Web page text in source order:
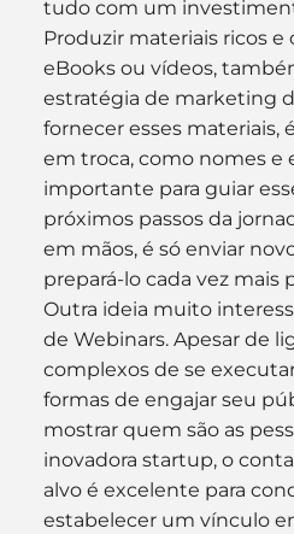
tudo com um
Produzir materiais ricos
eBooks ou vídeos,
estratégia de marketing
fornecer esses materiais,
em troca, como nomes e
importante para guiar
próximos passos da
em mãos, é só enviar
prepará-lo cada vez mais
Outra ideia muito
de Webinars. Apesar de
complexos de se
formas de engajar seu
mostrar quem são as
inovadora startup, o
alvo é excelente para
estabelecer um vínculo